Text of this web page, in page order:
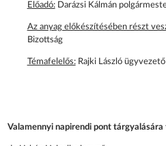
Előadó:Darázsi Kálmán
Az anyag előkészítésében részt
Bizottság
Témafelelős:Rajki László ügyvezető
Valamennyi napirendi pont